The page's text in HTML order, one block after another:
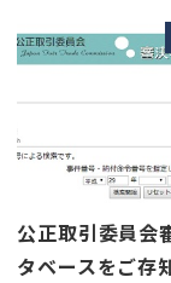
公正取引委員会
タベースをご存